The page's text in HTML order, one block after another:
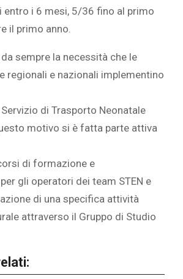
i 6 mesi, 5/36 fino al primo
il primo anno.
sempre la necessità che le
regionali e nazionali implementino
di Trasporto Neonatale
motivo si è fatta parte attiva
di formazione e
gli operatori dei team STEN e
di una specifica attività
attraverso il Gruppo di Studio